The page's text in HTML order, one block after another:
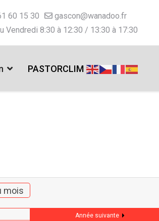
60 15 30
gascon@wanadoo.fr
Vendredi 8:30 à 12:30 / 13:30 à 17:30
PASTORCLIM
mois
Année suivante